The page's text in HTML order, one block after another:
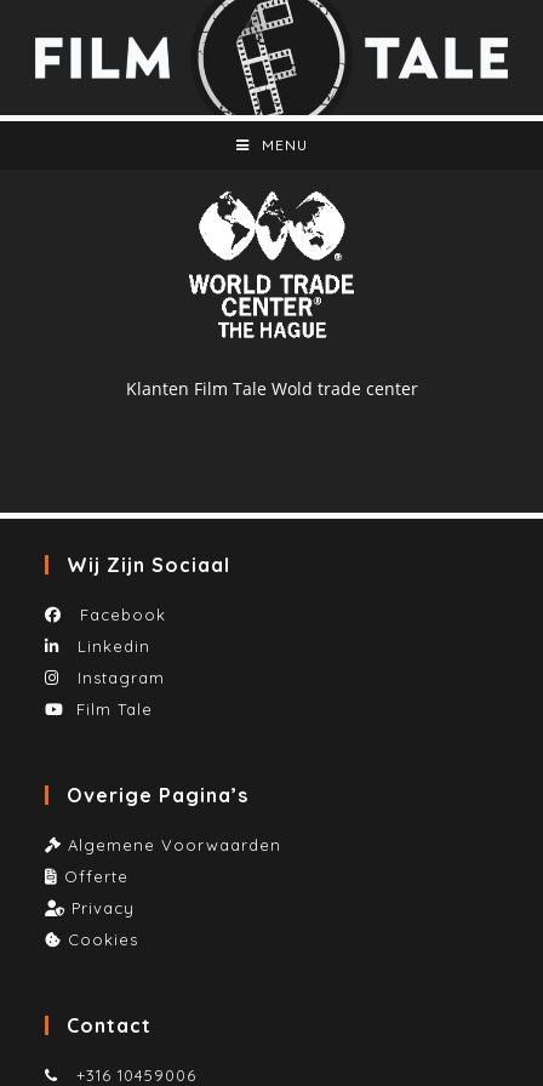
MENU
Klanten Film Tale Wold trade center
Wij Zijn Sociaal
Facebook
Linkedin
Instagram
Film Tale
Overige Pagina’s
Algemene Voorwaarden
Offerte
Privacy
Cookies
Contact
+316 10459006